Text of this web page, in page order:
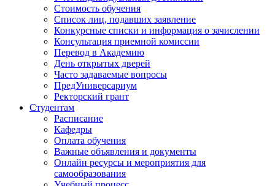
Стоимость обучения
Список лиц, подавших заявление
Конкурсные списки и информация о зачислении
Консультация приемной комиссии
Перевод в Академию
День открытых дверей
Часто задаваемые вопросы
ПредУниверсариум
Ректорский грант
Студентам
Расписание
Кафедры
Оплата обучения
Важные объявления и документы
Онлайн ресурсы и мероприятия для
самообразования